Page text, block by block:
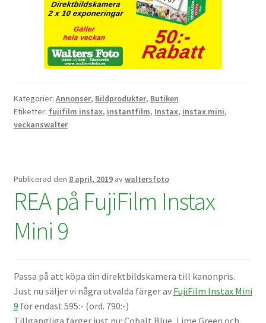
Handkikare
Tubkikare
Step-ringar
Minneskort
USB-minne / Hårddisk
Förvaring
Kortläsare
Batterier för Canon
Kategorier: Annonser, Bildprodukter, Butiken
Etiketter: fujifilm instax, instantfilm, Instax, instax mini,
veckanswalter
Publicerad den 8 april, 2019 avwaltersfoto
REA på FujiFilm Instax
Mini 9
Passa på att köpa din direktbildskamera till kanonpris.
Just nu säljer vi några utvalda färger av FujiFilm Instax Mini
9 för endast 595:- (ord. 790:-)
Tillgängliga färger just nu: Cobalt Blue, Lime Green och